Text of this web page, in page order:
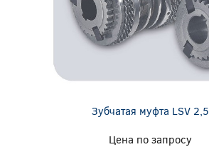
Зубчатая муфта LSV 2,5
Цена по запросу